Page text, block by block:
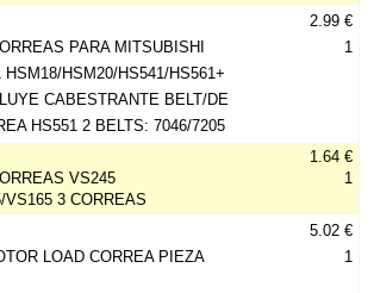
PARA MITSUBISHI
HSM18/HSM20/HS541/HS561+
CABESTRANTE BELT/DE
HS551 2 BELTS: 7046/7205
2.99 €
1
VS245
VS165 3 CORREAS
1.64 €
1
LOAD CORREA PIEZA
5.02 €
1